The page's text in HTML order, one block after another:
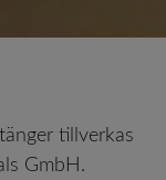
tillverkas
GmbH.